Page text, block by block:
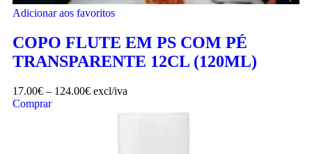
Adicionar aos favoritos
COPO FLUTE EM PS COM PÉ
TRANSPARENTE 12CL (120ML)
17.00€ – 124.00€ excl/iva
Comprar